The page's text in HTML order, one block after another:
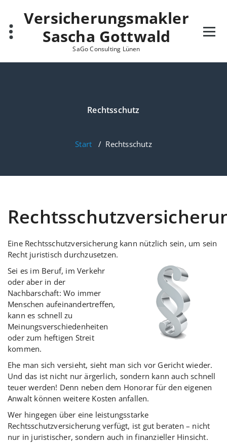
springenVersicherungsmakler
Sascha Gottwald
SaGo Consulting Lünen
Rechtsschutz
Start / Rechtsschutz
Eine Rechtsschutzversicherung kann nützlich sein, um sein
Recht juristisch durchzusetzen.
Sei es im Beruf, im Verkehr
oder aber in der
Nachbarschaft: Wo immer
Menschen aufeinandertreffen,
kann es schnell zu
Meinungsverschiedenheiten
oder zum heftigen Streit
kommen.
Ehe man sich versieht, sieht man sich vor Gericht wieder.
Und das ist nicht nur ärgerlich, sondern kann auch schnell
teuer werden! Denn neben dem Honorar für den eigenen
Anwalt können weitere Kosten anfallen.
Wer hingegen über eine leistungsstarke
Rechtsschutzversicherung verfügt, ist gut beraten – nicht
nur in juristischer, sondern auch in finanzieller Hinsicht.